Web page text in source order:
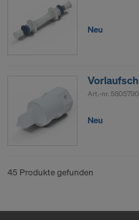
Neu
Art.-nr.
Neu
45 Produkte gefunden